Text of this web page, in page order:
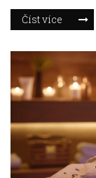
mentální
techniky a
Číst více